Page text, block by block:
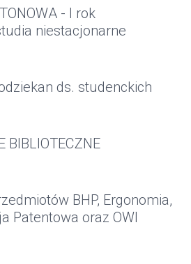
- I rok
niestacjonarne
ds. studenckich
BIBLIOTECZNE
BHP, Ergonomia,
Patentowa oraz OWI